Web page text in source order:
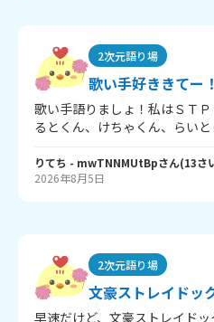
てみたい？ 8.超能力が1つだけ
い？ 9.もしタイムマシンがあ
行きたい？ 10.明日から1週間
に行きたい？ この10つです！
イバイ～！
2次元語り場
歌い手好ききてー
歌い手語りましょ！私はＳＴ
るとくん、けちゃくん、らい
ろしくねん
りてち - mwTNNMUtBpさん(13さ
2026年8月5日
2次元語り場
文豪ストレイドッ
早速だけど、文豪ストレイド